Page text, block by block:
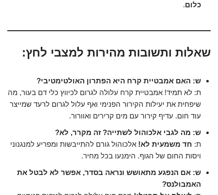
כלום.
שאלות ותשובות מהירות למצבי לחץ:
ש: האם אמבטיית קרח היא הפתרון האולטימטיבי?
ת: לא תמיד! אמבטיית קרח עלולה לגרום לכיווץ כלי דם בעור, מה
שיפחית את יעילות הקירור הפנימי ואף עלול לגרום לרעד שמייצר
עוד חום. עדיף קירור עם מים קרירים ואוורור.
ש: מה לגבי אלכוהול לשתייה? זה מקרר, לא?
ת: חד משמעית לא! אלכוהול גורם להתייבשות ומפריע למנגנוני
ויסות החום של הגוף. הימנעו בכל מחיר.
ש: אם הנפגע מתאושש ונראה בסדר, אפשר לא לבטל את
האמבולנס?